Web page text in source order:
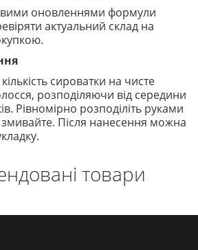
оновленнями формули
актуальний склад на
сироватки на чисте
розподіляючи від середини
Рівномірно розподіліть руками
Після нанесення можна
товари